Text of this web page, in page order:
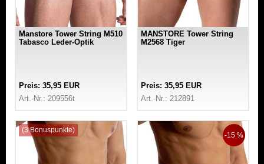
Manstore Tower String M510
Tabasco Leder-Optik
Preis: 35,95 EUR
Art.-Nr.: 209556t
MANSTORE Tower String
M2568 Tiger
Preis: 35,95 EUR
Art.-Nr.: 212891
(3 Bonuspunkte)
-15 %